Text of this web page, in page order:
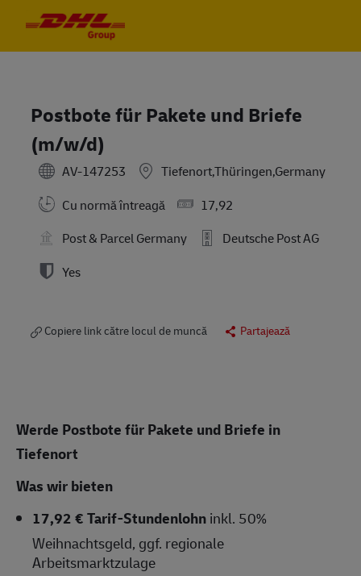
Postbote für Pakete und Briefe
(m/w/d)
AV-147253
Tiefenort,Thüringen,Germany
Cu normă întreagă
17,92
Post & Parcel Germany
Deutsche Post AG
Yes
Copiere link către locul de muncă Partajează
Werde Postbote für Pakete und Briefe in
Tiefenort
Was wir bieten
17,92 € Tarif-Stundenlohninkl. 50%
Weihnachtsgeld, ggf. regionale
Arbeitsmarktzulage